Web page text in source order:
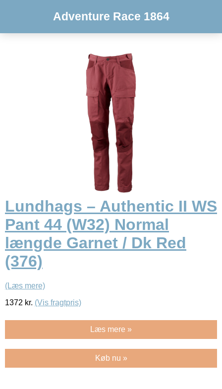
Adventure Race 1864
Lundhags – Authentic II WS
Pant 44 (W32) Normal
længde Garnet / Dk Red
(376)
(Læs mere)
1372 kr. (Vis fragtpris)
Læs mere »
Køb nu »